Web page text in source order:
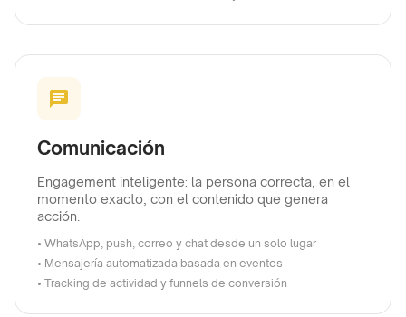
Comunicación
Engagement inteligente: la persona correcta, en el
momento exacto, con el contenido que genera
acción.
• WhatsApp, push, correo y chat desde un solo lugar
• Mensajería automatizada basada en eventos
• Tracking de actividad y funnels de conversión